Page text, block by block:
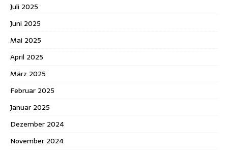
Juli 2025
Juni 2025
Mai 2025
April 2025
März 2025
Februar 2025
Januar 2025
Dezember 2024
November 2024